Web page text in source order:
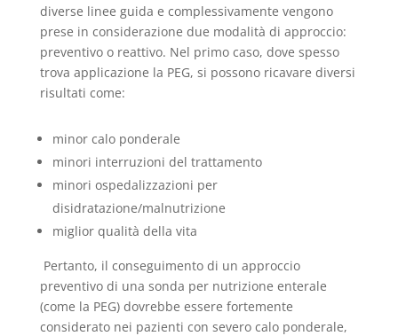
diverse linee guida e complessivamente vengono
prese in considerazione due modalità di approccio:
preventivo o reattivo. Nel primo caso, dove spesso
trova applicazione la PEG, si possono ricavare diversi
risultati come:
minor calo ponderale
minori interruzioni del trattamento
minori ospedalizzazioni per
disidratazione/malnutrizione
miglior qualità della vita
Pertanto, il conseguimento di un approccio
preventivo di una sonda per nutrizione enterale
(come la PEG) dovrebbe essere fortemente
considerato nei pazienti con severo calo ponderale,